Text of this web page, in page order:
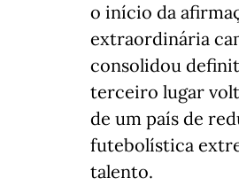
o início da
extraordinária
consolidou
terceiro lugar
de um país de
futebolística
talento.